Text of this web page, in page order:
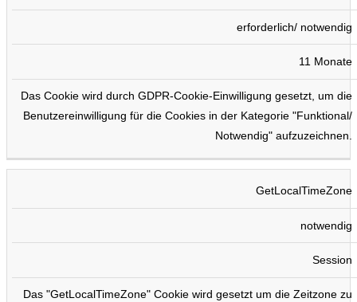
erforderlich/ notwendig
11 Monate
Das Cookie wird durch GDPR-Cookie-Einwilligung gesetzt, um die
Benutzereinwilligung für die Cookies in der Kategorie "Funktional/
Notwendig" aufzuzeichnen.
GetLocalTimeZone
notwendig
Session
Das "GetLocalTimeZone" Cookie wird gesetzt um die Zeitzone zu